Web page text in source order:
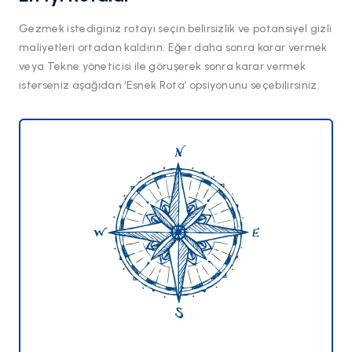
Gezmek istediginiz rotayı seçin belirsizlik ve potansiyel gizli
maliyetleri ortadan kaldırın. Eğer daha sonra karar vermek
veya Tekne yöneticisi ile göruşerek sonra karar vermek
isterseniz aşağıdan ‘Esnek Rota’ opsiyonunu seçebilirsiniz.